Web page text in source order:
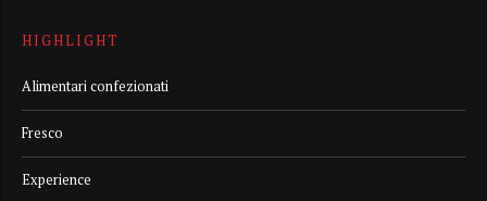
HIGHLIGHT
Alimentari confezionati
Fresco
Experience